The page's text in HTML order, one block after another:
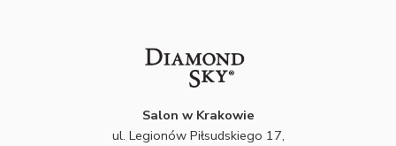
Salon w Krakowie
ul. Legionów Piłsudskiego 17,